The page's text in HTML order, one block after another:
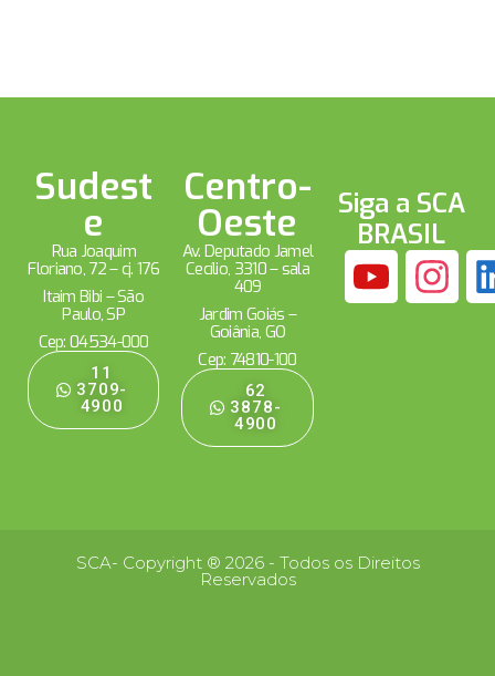
Sudest
e
Rua Joaquim
Floriano, 72 – cj. 176
Itaim Bibi – São
Paulo, SP
Cep: 04534-000
11
3709-
4900
Centro-
Oeste
Av. Deputado Jamel
Cecílio, 3310 – sala
409
Jardim Goiás –
Goiânia, GO
Cep: 74810-100
62
3878-
4900
Siga a SCA
BRASIL
SCA- Copyright ® 2026 - Todos os Direitos
Reservados